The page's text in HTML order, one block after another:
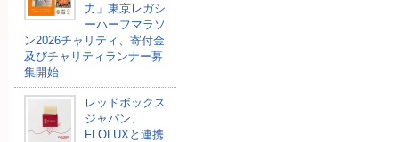
力」東京レガシ
ーハーフマラソ
ン2026チャリティ、寄付金
及びチャリティランナー募
集開始
レッドボックス
ジャパン、
FLOLUXと連携